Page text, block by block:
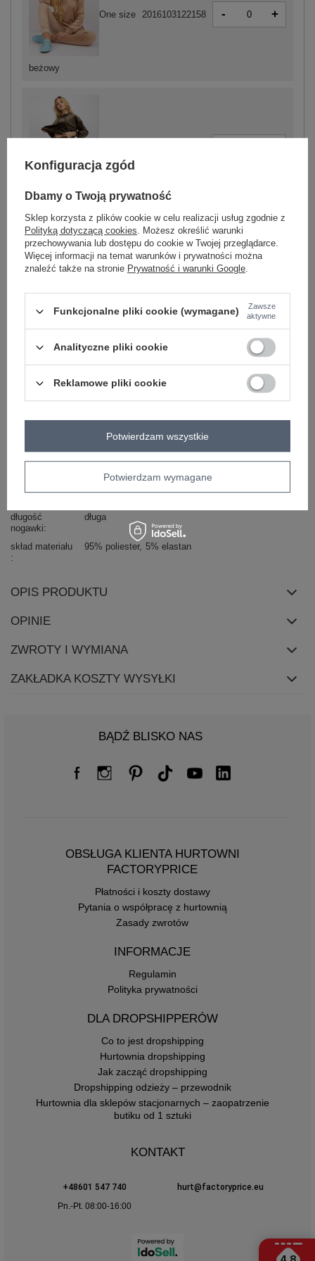
khaki
beżowy
One size 2016103122158 - +
ZALOGUJ SIĘ I ZOBACZ CENĘ
Masz pytanie? Chętnie pomożemy.
Zadzwoń+48 601 547 740 Zadaj pytanie
Beżowy dwuczęściowy komplet welurowy Avignon
sposób prania: pranie w pralce w 30°C
FANCY
wzór
dominujący
gładki
kaptur
długość
nogawki
długa
skład materiału 95% poliester 5% elastan
OPIS PRODUKTU
OPINIE
ZWROTY I WYMIANA
ZAKŁADKA KOSZTY WYSYŁKI
BĄDŹ BLISKO NAS
OBSŁUGA KLIENTA HURTOWNI
FACTORYPRICE
Płatności i koszty dostawy
Pytania o współpracę z hurtownią
Zasady zwrotów
INFORMACJE
Regulamin
Polityka prywatności
DLA DROPSHIPPERÓW
Co to jest dropshipping
Hurtownia dropshipping
Jak zacząć dropshipping
Dropshipping odzieży – przewodnik
Hurtownia dla sklepów stacjonarnych – zaopatrzenie
butiku od 1 sztuki
KONTAKT
+48601 547 740
hurt@factoryprice.eu
Pn.-Pt. 08:00-16:00
Konfiguracja zgód
Dbamy o Twoją prywatność
Sklep korzysta z plików cookie w celu realizacji usług zgodnie z
Polityką dotyczącą cookies. Możesz określić warunki
przechowywania lub dostępu do cookie w Twojej przeglądarce.
Więcej informacji na temat warunków i prywatności można
znaleźć także na stronie Prywatność i warunki Google.
Funkcjonalne pliki cookie (wymagane)
Zawsze
aktywne
Analityczne pliki cookie
Reklamowe pliki cookie
Potwierdzam wymagane
Potwierdzam wszystkie